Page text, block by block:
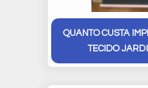
QUANTO CUSTA
TECIDO